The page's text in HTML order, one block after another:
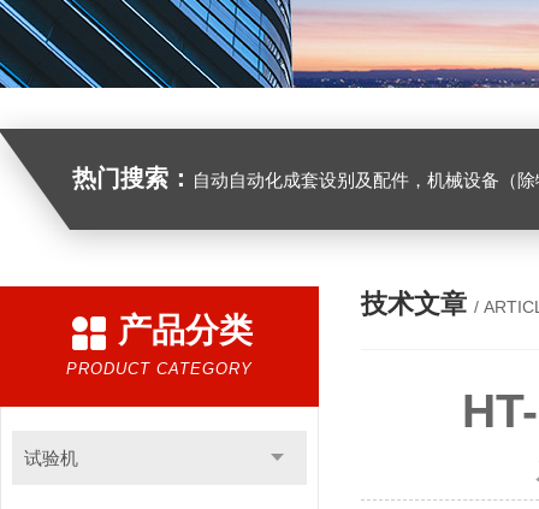
热门搜索： 自动自动化成套设别及配件，机械设备（除特种设备）及配件制造，加工（以上限分支机构经营），设计，批发，零售，模具，五金制品，工具加工（限分支机构经营），设计，批发，零售。五金交电，金属材料，金属制品，不锈钢制品，建筑材料，钢材，橡塑制品，环保设备，润滑剂，汽车配件，摩托车配件的批发，零售。（企业经营涉及行政许可的，凭许可证件经营）化成套设别及配件，机械设备（除特种设
产品分类
PRODUCT CATEGORY
试验机
技术文章 /